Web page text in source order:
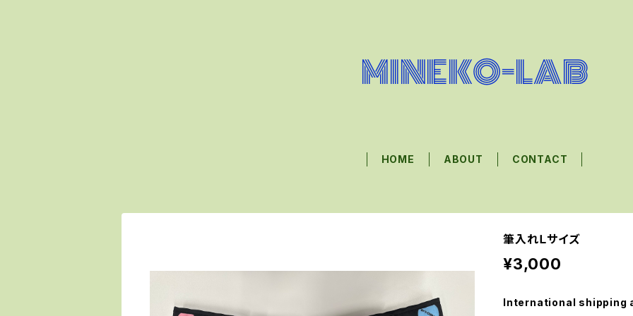
HOME ABOUT CONTACT
筆入れＬサイズ
¥3,000
International shipping